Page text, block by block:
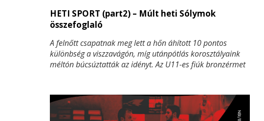
HETI SPORT (part2) – Múlt heti Sólymok
összefoglaló
A felnőtt csapatnak meg lett a hőn áhított 10 pontos
különbség a viszzavágón, míg utánpótlás korosztályaink
méltón búcsúztatták az idényt. Az U11-es fiúk bronzérmet